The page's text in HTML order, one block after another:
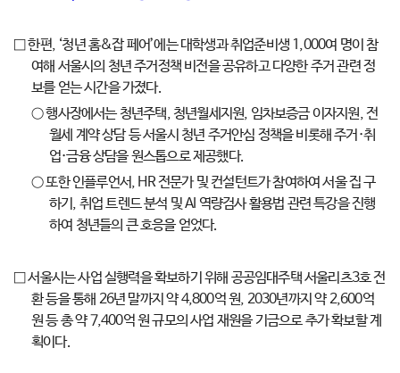
□ 한편, ‘청년 홈&잡 페어’에는 대학생과 취업준비생 1,000여 명이 참
여해 서울시의 청년 주거정책 비전을 공유하고 다양한 주거 관련 정
보를 얻는 시간을 가졌다.
○ 행사장에서는 청년주택, 청년월세지원, 임차보증금 이자지원, 전
월세 계약 상담 등 서울시 청년 주거안심 정책을 비롯해 주거·취
업·금융 상담을 원스톱으로 제공했다.
○ 또한 인플루언서, HR 전문가 및 컨설턴트가 참여하여 서울 집 구
하기, 취업 트렌드 분석 및 AI 역량검사 활용법 관련 특강을 진행
하여 청년들의 큰 호응을 얻었다.
□ 서울시는 사업 실행력을 확보하기 위해 공공임대주택 서울리츠3호 전
환 등을 통해 26년 말까지 약 4,800억 원, 2030년까지 약 2,600억
원 등 총 약 7,400억 원 규모의 사업 재원을 기금으로 추가 확보할 계
획이다.